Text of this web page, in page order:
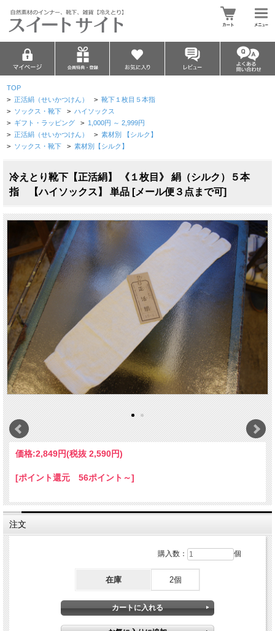
TOP
> 正活絹（せいかつけん） > 靴下１枚目５本指
> ソックス・靴下 > ハイソックス
> ギフト・ラッピング > 1,000円 ～ 2,999円
> 正活絹（せいかつけん） > 素材別 【シルク】
> ソックス・靴下 > 素材別【シルク】
冷えとり靴下【正活絹】 《１枚目》 絹（シルク）５本
指 【ハイソックス】 単品 [メール便３点まで可]
価格:2,849円(税抜 2,590円)
[ポイント還元 56ポイント～]
注文
購入数： 個
在庫 2個